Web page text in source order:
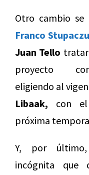
Otro cambio se
Franco
Juan Tello
proyecto
eligiendo al
Libaak, con el
próxima
Y, por
incógnita que